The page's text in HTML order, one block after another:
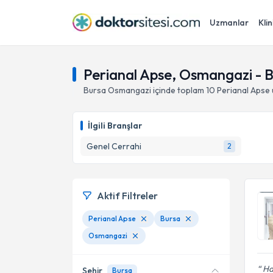
Uzmanlar
Perianal Apse, Osmangazi -
Bursa Osmangazi içinde toplam 10 Perianal Apse
İlgili Branşlar
Genel Cerrahi
2
Aktif Filtreler
Perianal Apse
Bursa
Osmangazi
Şehir Bursa